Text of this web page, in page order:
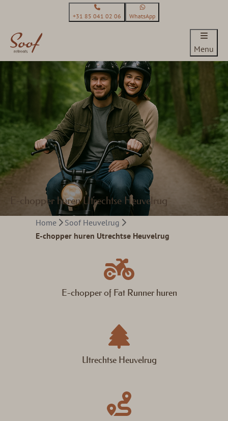
+31 85 041 02 06 WhatsApp
Menu
E-chopper huren Utrechtse Heuvelrug
Home
Soof Heuvelrug
E-chopper huren Utrechtse Heuvelrug
E-chopper of Fat Runner huren
Utrechtse Heuvelrug